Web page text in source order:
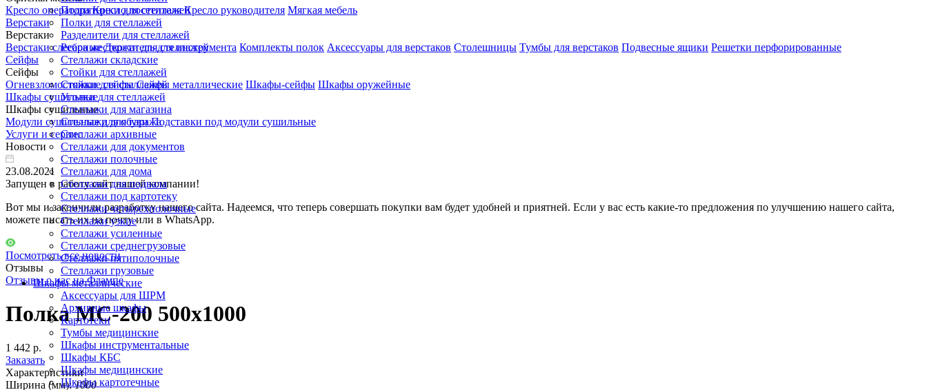
Подпятники для стеллажей
Полки для стеллажей
Разделители для стеллажей
Ребра жесткости для стеллажей
Стеллажи складские
Стойки для стеллажей
Стяжки для стеллажей
Уголки для стеллажей
Стеллажи для магазина
Стеллажи для гаража
Стеллажи архивные
Стеллажи для документов
Стеллажи полочные
Стеллажи для дома
Стеллажи для подвала
Стеллажи под картотеку
Стеллажи четырехполочные
Стеллажи узкие
Стеллажи усиленные
Стеллажи среднегрузовые
Стеллажи пятиполочные
Стеллажи грузовые
Шкафы металлические
Аксессуары для ШРМ
Архивные шкафы
Картотеки
Тумбы медицинские
Шкафы инструментальные
Шкафы КБС
Шкафы медицинские
Шкафы картотечные
Кресло оператора Кресло посетителя Кресло руководителя Мягкая мебель
Верстаки
Верстаки
Верстаки слесарные Держатель для инструмента Комплекты полок Аксессуары для верстаков Столешницы Тумбы для верстаков Подвесные ящики Решетки перфорированные
Сейфы
Сейфы
Огневзломостойкие сейфы Сейфы металлические Шкафы-сейфы Шкафы оружейные
Шкафы сушильные
Шкафы сушильные
Модули сушильные для обуви Подставки под модули сушильные
Услуги и сервис
Новости
23.08.2021
Запущен в работу сайт нашей компании!
Вот мы и закончили разработку нашего сайта. Надеемся, что теперь совершать покупки вам будет удобней и приятней. Если у вас есть какие-то предложения по улучшению нашего сайта,
можете писать их на почту или в WhatsApp.
Посмотреть все новости
Отзывы
Отзывы о нас на Флампе
Полка МС-200 500x1000
1 442 р.
Заказать
Характеристики
Ширина (мм):1000